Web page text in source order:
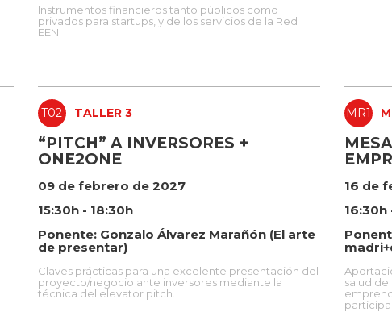
Instrumentos financieros tanto públicos como
privados para startups, y de los servicios de la Red
EEN.
T02 TALLER 3
“PITCH” A INVERSORES +
ONE2ONE
09 de febrero de 2027
15:30h - 18:30h
Ponente: Gonzalo Álvarez Marañón (El arte
de presentar)
Claves prácticas para una excelente presentación del
proyecto/negocio ante inversores mediante la
técnica del elevator pitch.
MR1
16 de
16:30h
salud